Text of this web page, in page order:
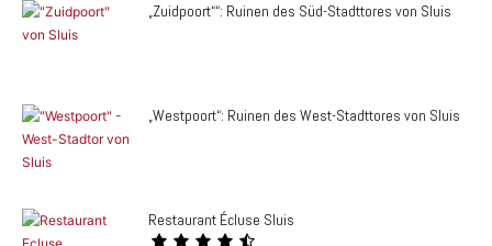
„Zuidpoort““: Ruinen des Süd-Stadttores von Sluis
„Westpoort“: Ruinen des West-Stadttores von Sluis
Restaurant Écluse Sluis